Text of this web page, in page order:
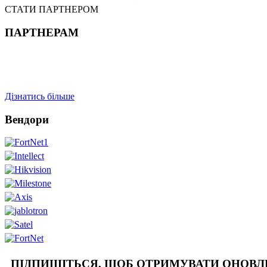
СТАТИ ПАРТНЕРОМ
ПАРТНЕРАМ
Дізнатись більше
Вендори
ПІДПИШІТЬСЯ, ЩОБ ОТРИМУВАТИ